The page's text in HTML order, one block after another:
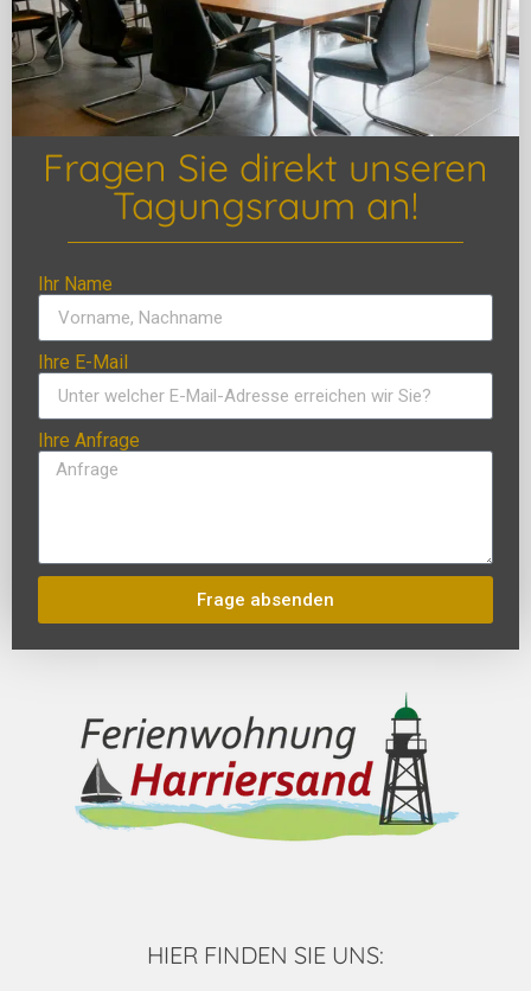
Fragen Sie direkt unseren
Tagungsraum an!
Ihr Name
Ihre E-Mail
Ihre Anfrage
Frage absenden
HIER FINDEN SIE UNS: